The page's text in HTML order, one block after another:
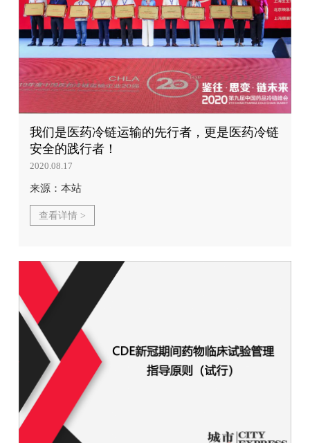
我们是医药冷链运输的先行者，更是医药冷链
安全的践行者！
2020.08.17
来源：本站
查看详情 >